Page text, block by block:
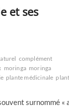
et ses
complément
moringa moringa
plante médicinale
surnommé «